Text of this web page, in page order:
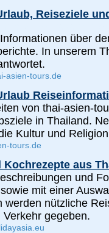
Reiseziele
über
In unserem
asien-tours.de
von thai-asien-
in Thailand.
Kultur und
tours.de
Kochrezepte aus
und
mit einer
werden nützliche
gegeben.